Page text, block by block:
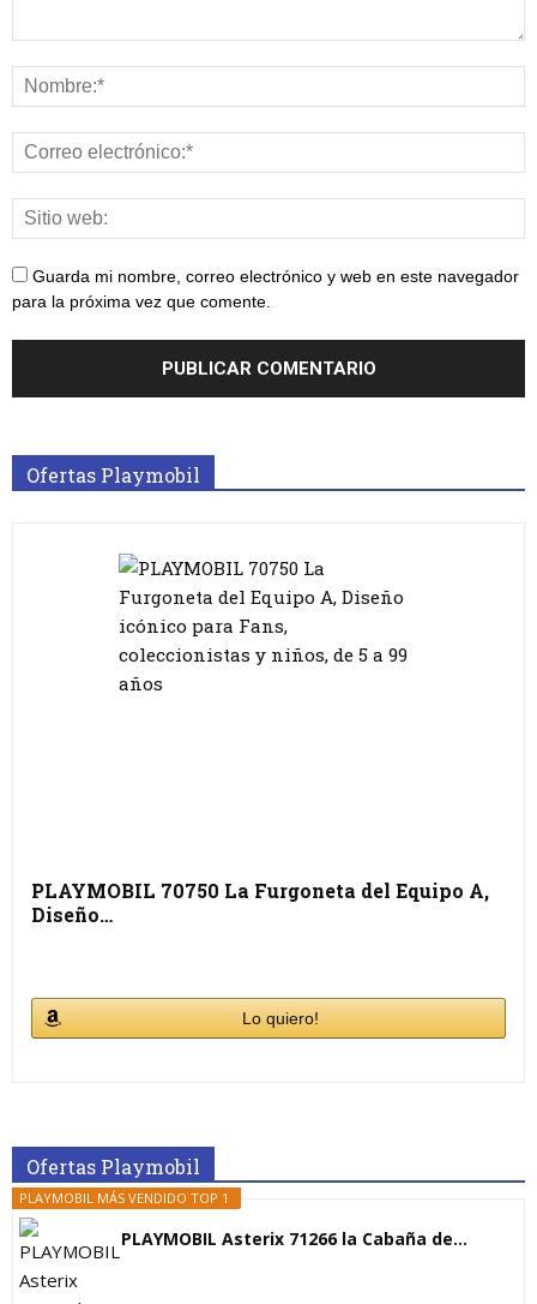
Guarda mi nombre, correo electrónico y web en este navegador
para la próxima vez que comente.
Ofertas Playmobil
PLAYMOBIL 70750 La Furgoneta del Equipo A,
Diseño…
Lo quiero!
Ofertas Playmobil
PLAYMOBIL MÁS VENDIDO TOP 1
PLAYMOBIL Asterix 71266 la Cabaña de...